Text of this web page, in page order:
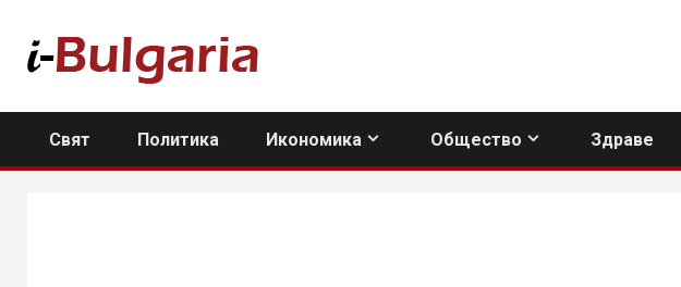
content
Свят Политика Икономика Общество Здраве